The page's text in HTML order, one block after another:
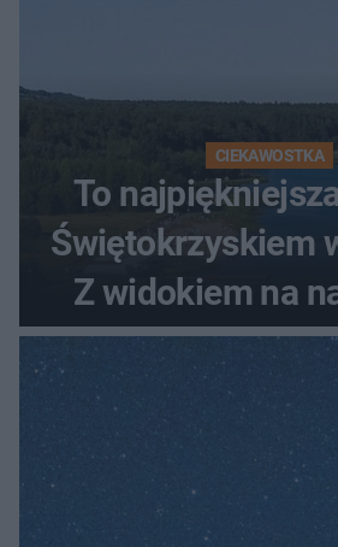
CIEKAWOSTKA
To
Świętokrzyskiem
Z widokiem na
szczyt Gór